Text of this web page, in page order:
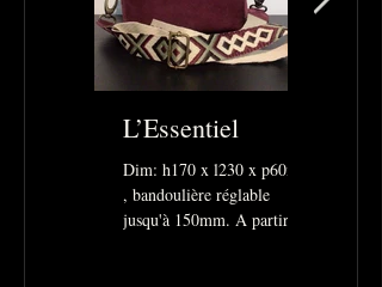
L’Essentiel
Dim: h170 x l230 x p60mm
, bandoulière réglable
jusqu'à 150mm. A partir de